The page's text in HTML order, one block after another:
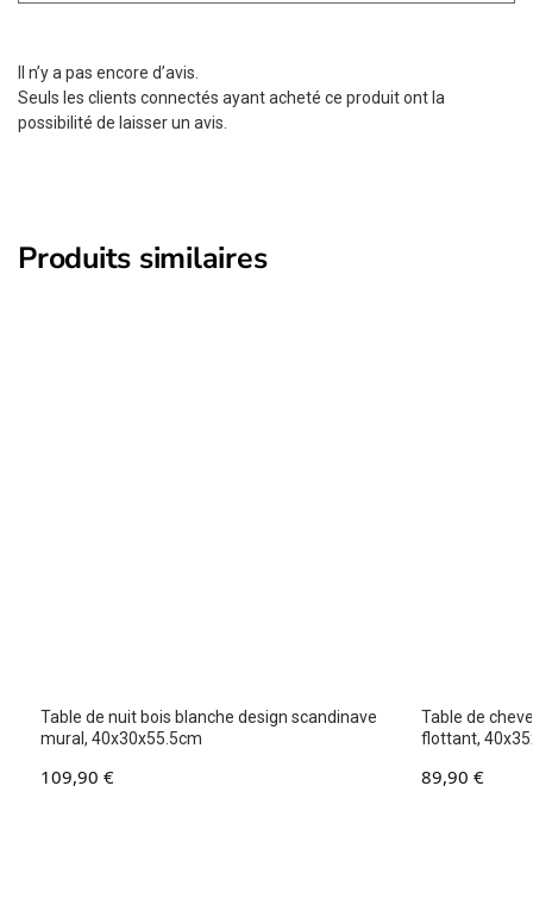
Il n’y a pas encore d’avis.
Seuls les clients connectés ayant acheté ce produit ont la
possibilité de laisser un avis.
Produits similaires
Table de nuit bois blanche design scandinave
mural, 40x30x55.5cm
109,90 €
Table de
flottant,
89,90 €